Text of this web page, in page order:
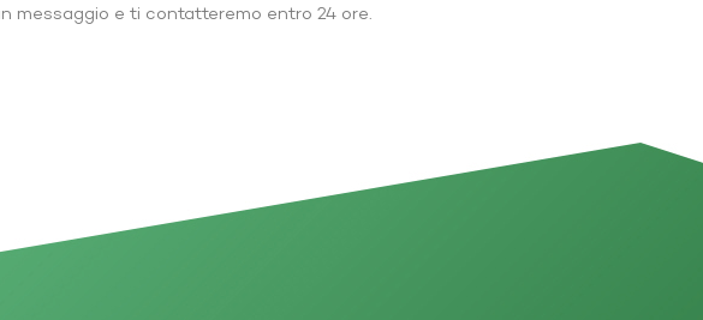
messaggio e ti contatteremo entro 24 ore.